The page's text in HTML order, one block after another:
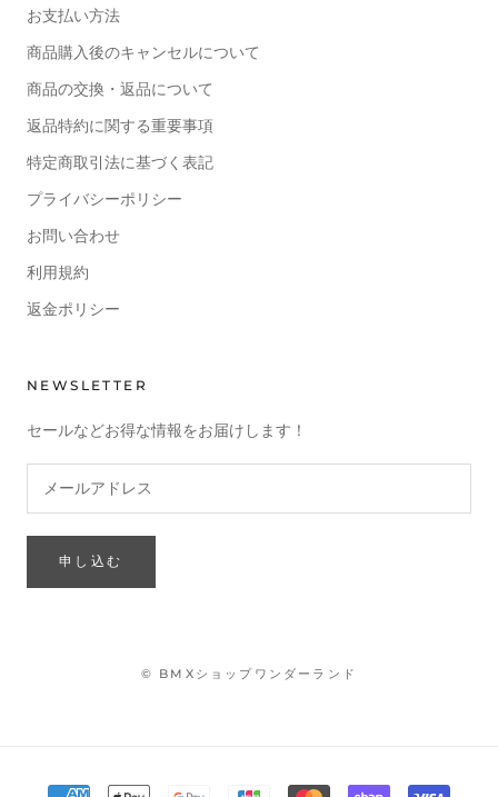
お支払い方法
商品購入後のキャンセルについて
商品の交換・返品について
返品特約に関する重要事項
特定商取引法に基づく表記
プライバシーポリシー
お問い合わせ
利用規約
返金ポリシー
NEWSLETTER
セールなどお得な情報をお届けします！
申し込む
© BMXショップワンダーランド